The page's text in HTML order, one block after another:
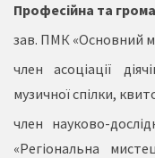
Професійна та
зав. ПМК «Основний
член асоціації
музичної спілки,
член науково-
«Регіональна